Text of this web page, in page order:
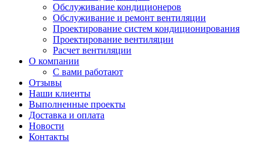
Обслуживание кондиционеров
Обслуживание и ремонт вентиляции
Проектирование систем кондиционирования
Проектирование вентиляции
Расчет вентиляции
О компании
С вами работают
Отзывы
Наши клиенты
Выполненные проекты
Доставка и оплата
Новости
Контакты